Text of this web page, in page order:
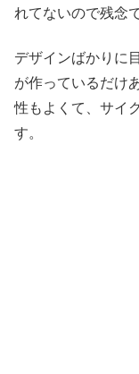
れてないので残念で
デザインばかりに
が作っているだけ
性もよくて、サイ
す。